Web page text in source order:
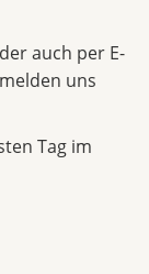
auch per E-
uns
Tag im